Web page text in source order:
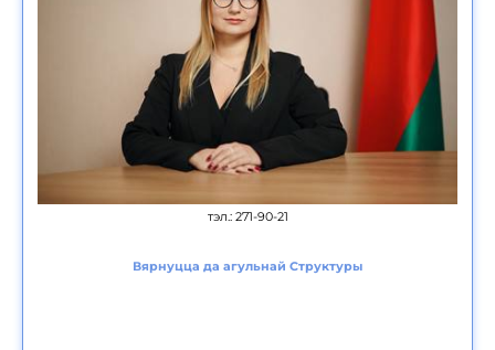
тэл.: 271-90-21
Вярнуцца да агульнай Структуры